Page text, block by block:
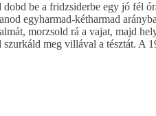
be a fridzsiderbe egy jó fél
egyharmad-kétharmad
morzsold rá a vajat, majd
meg villával a tésztát. A